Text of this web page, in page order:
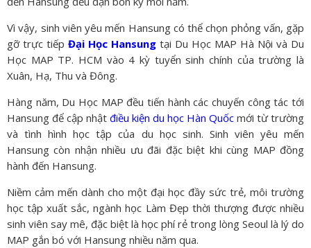
Vì vậy, sinh viên yêu mến Hansung có thể chọn phỏng vấn, gặp
gỡ trực tiếp Đại Học Hansung tại Du Học MAP Hà Nội và Du
Học MAP TP. HCM vào 4 kỳ tuyển sinh chính của trường là
Xuân, Hạ, Thu và Đông.
Hàng năm, Du Học MAP đều tiến hành các chuyến công tác tới
Hansung để cập nhật điều kiện du học Hàn Quốc mới từ trường
và tình hình học tập của du học sinh. Sinh viên yêu mến
Hansung còn nhận nhiều ưu đãi đặc biệt khi cùng MAP đồng
hành đến Hansung.
Niềm cảm mến dành cho một đại học đầy sức trẻ, môi trường
học tập xuất sắc, ngành học Làm Đẹp thời thượng được nhiều
sinh viên say mê, đặc biệt là học phí rẻ trong lòng Seoul là lý do
MAP gắn bó với Hansung nhiều năm qua.